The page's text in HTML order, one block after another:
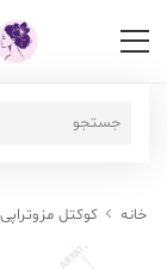
خانه کوکتل مزوتراپی